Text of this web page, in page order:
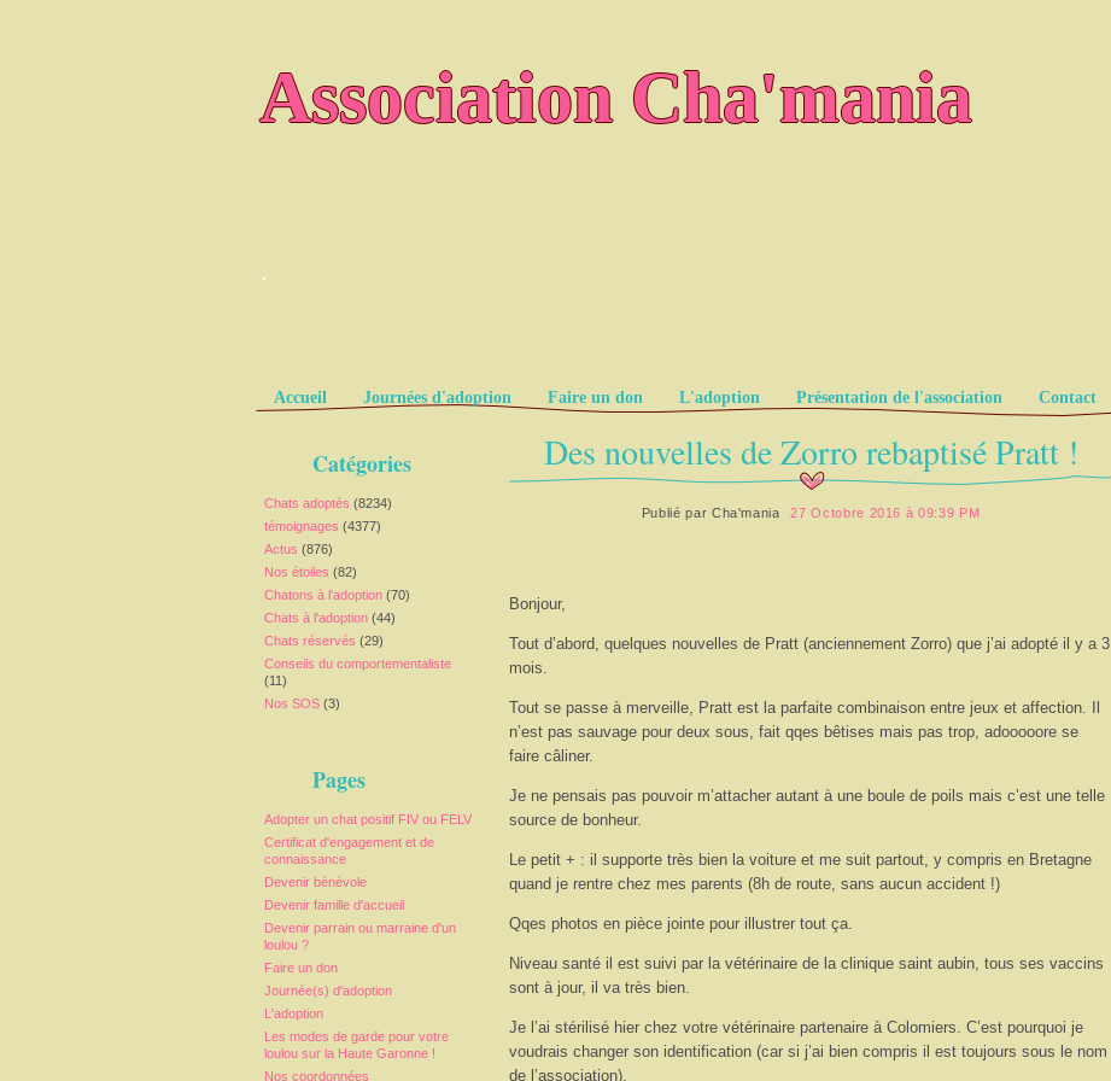
Association Cha'mania
.
Pages
Accueil Journées d'adoption Faire un don L'adoption Présentation de l'association Contact
Catégories
Chats adoptés (8234)
témoignages (4377)
Actus (876)
Nos étoiles (82)
Chatons à l'adoption (70)
Chats à l'adoption (44)
Chats réservés (29)
Conseils du comportementaliste
(11)
Nos SOS (3)
Pages
Adopter un chat positif FIV ou FELV
Certificat d'engagement et de
connaissance
Devenir bénévole
Devenir famille d'accueil
Devenir parrain ou marraine d'un
loulou ?
Faire un don
Journée(s) d'adoption
L'adoption
Les modes de garde pour votre
loulou sur la Haute Garonne !
Nos coordonnées
Des nouvelles de Zorro rebaptisé Pratt !
Publié par Cha'mania 27 Octobre 2016 à 09:39 PM
Bonjour,
Tout d’abord, quelques nouvelles de Pratt (anciennement Zorro) que j’ai adopté il y a 3
mois.
Tout se passe à merveille, Pratt est la parfaite combinaison entre jeux et affection. Il
n’est pas sauvage pour deux sous, fait qqes bêtises mais pas trop, adooooore se
faire câliner.
Je ne pensais pas pouvoir m’attacher autant à une boule de poils mais c’est une telle
source de bonheur.
Le petit + : il supporte très bien la voiture et me suit partout, y compris en Bretagne
quand je rentre chez mes parents (8h de route, sans aucun accident !)
Qqes photos en pièce jointe pour illustrer tout ça.
Niveau santé il est suivi par la vétérinaire de la clinique saint aubin, tous ses vaccins
sont à jour, il va très bien.
Je l’ai stérilisé hier chez votre vétérinaire partenaire à Colomiers. C’est pourquoi je
voudrais changer son identification (car si j’ai bien compris il est toujours sous le nom
de l’association).